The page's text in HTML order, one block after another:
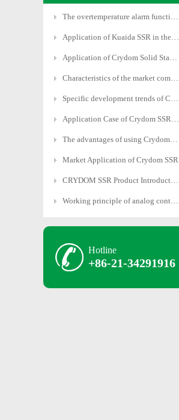
The overtemperature alarm function of Crydom solid
Application of Kuaida SSR in the Field of Motion C
Application of Crydom Solid State Relay in Power S
Characteristics of the market competition pattern
Specific development trends of Crydom SSRs in diff
Application Case of Crydom SSR in Heating Field
The advantages of using Crydom SSRs in different f
Market Application of Crydom SSR
CRYDOM SSR Product Introduction
Working principle of analog control economical pow
Hotline
+86-21-34291916